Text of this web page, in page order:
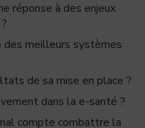
réponse à des enjeux
des meilleurs systèmes
de sa mise en place ?
dans la e-santé ?
compte combattre la